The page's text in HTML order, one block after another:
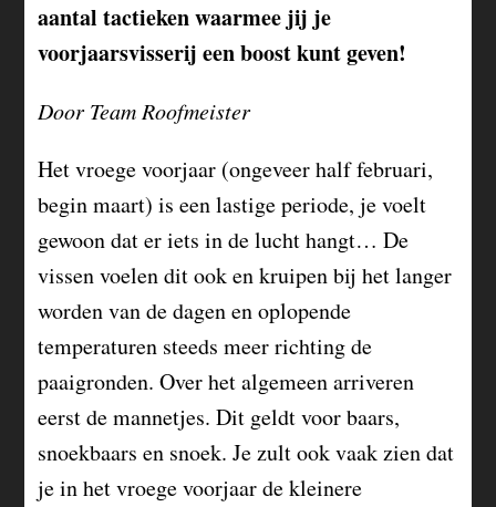
aantal tactieken waarmee jij je
voorjaarsvisserij een boost kunt geven!
Door Team Roofmeister
Het vroege voorjaar (ongeveer half februari,
begin maart) is een lastige periode, je voelt
gewoon dat er iets in de lucht hangt… De
vissen voelen dit ook en kruipen bij het langer
worden van de dagen en oplopende
temperaturen steeds meer richting de
paaigronden. Over het algemeen arriveren
eerst de mannetjes. Dit geldt voor baars,
snoekbaars en snoek. Je zult ook vaak zien dat
je in het vroege voorjaar de kleinere